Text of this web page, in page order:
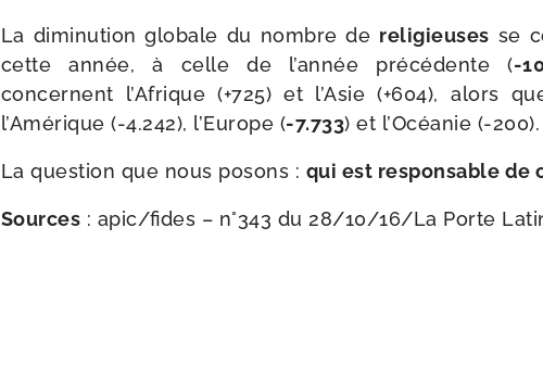
La dimi­nu­tion glo­bale du nombre de reli­gieuses se
cette année, à celle de l’année pré­cé­dente (-
concernent l’Afrique (+725) et l’Asie (+604), alors
l’Amérique (-4.242), l’Europe (-7.733) et l’Océanie (-200).
La ques­tion que nous posons : qui est res­pon­sable de
Sources : apic/​fides – n°343 du 28/​10/​16/​La Porte